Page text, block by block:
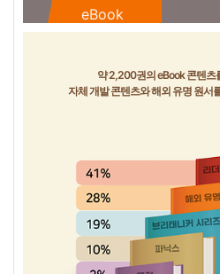
eBook
약 2,200권의 eBook 콘텐츠
자체 개발 콘텐츠와 해외 유명 원서